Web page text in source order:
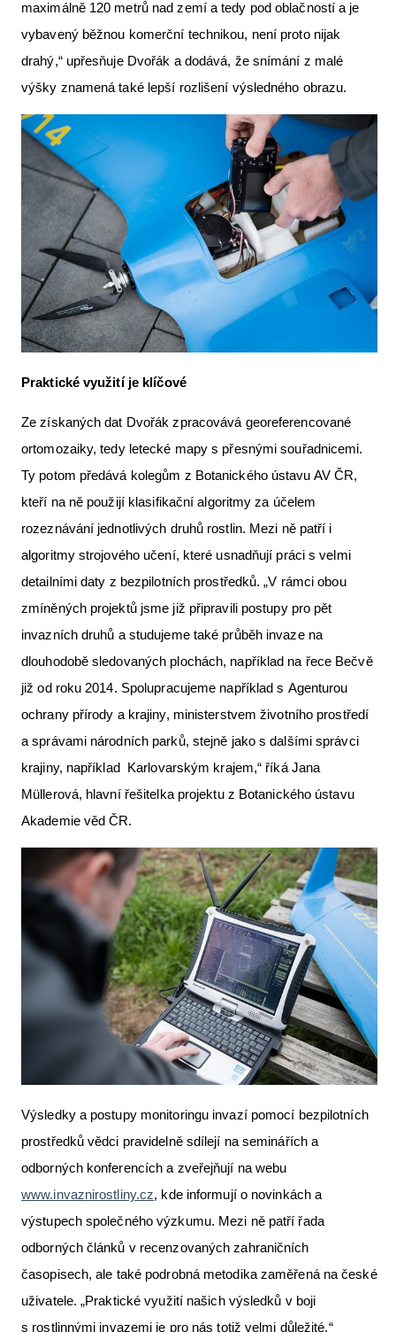
maximálně 120 metrů nad zemí a tedy pod oblačností a je
vybavený běžnou komerční technikou, není proto nijak
drahý,“ upřesňuje Dvořák a dodává, že snímání z malé
výšky znamená také lepší rozlišení výsledného obrazu.
Praktické využití je klíčové
Ze získaných dat Dvořák zpracovává georeferencované
ortomozaiky, tedy letecké mapy s přesnými souřadnicemi.
Ty potom předává kolegům z Botanického ústavu AV ČR,
kteří na ně použijí klasifikační algoritmy za účelem
rozeznávání jednotlivých druhů rostlin. Mezi ně patří i
algoritmy strojového učení, které usnadňují práci s velmi
detailními daty z bezpilotních prostředků. „V rámci obou
zmíněných projektů jsme již připravili postupy pro pět
invazních druhů a studujeme také průběh invaze na
dlouhodobě sledovaných plochách, například na řece Bečvě
již od roku 2014. Spolupracujeme například s Agenturou
ochrany přírody a krajiny, ministerstvem životního prostředí
a správami národních parků, stejně jako s dalšími správci
krajiny, například Karlovarským krajem,“ říká Jana
Müllerová, hlavní řešitelka projektu z Botanického ústavu
Akademie věd ČR.
Výsledky a postupy monitoringu invazí pomocí bezpilotních
prostředků vědci pravidelně sdílejí na seminářích a
odborných konferencích a zveřejňují na webu
www.invaznirostliny.cz, kde informují o novinkách a
výstupech společného výzkumu. Mezi ně patří řada
odborných článků v recenzovaných zahraničních
časopisech, ale také podrobná metodika zaměřená na české
uživatele. „Praktické využití našich výsledků v boji
s rostlinnými invazemi je pro nás totiž velmi důležité,“